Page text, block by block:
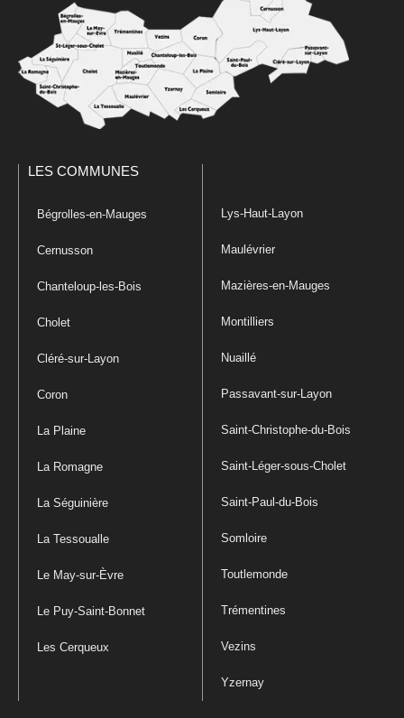
LES COMMUNES
Bégrolles-en-Mauges
Cernusson
Chanteloup-les-Bois
Cholet
Cléré-sur-Layon
Coron
La Plaine
La Romagne
La Séguinière
La Tessoualle
Le May-sur-Èvre
Le Puy-Saint-Bonnet
Les Cerqueux
Lys-Haut-Layon
Maulévrier
Mazières-en-Mauges
Montilliers
Nuaillé
Passavant-sur-Layon
Saint-Christophe-du-Bois
Saint-Léger-sous-Cholet
Saint-Paul-du-Bois
Somloire
Toutlemonde
Trémentines
Vezins
Yzernay